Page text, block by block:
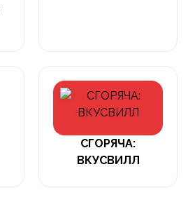
СГОРЯЧА:
ВКУСВИЛЛ